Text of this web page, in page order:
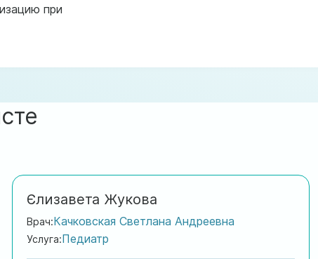
при
Єлизавета Жукова
Врач:Качковская Светлана Андреевна
Услуга:Педиатр